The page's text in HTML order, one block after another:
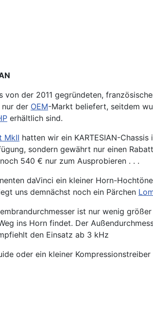
der 2011 gegründeten,
der OEM-Markt beliefert, seitdem
erhältlich sind.
MkII hatten wir ein KARTESIAN-Chassis
sondern gewährt nur einen
540 € nur zum Ausprobieren . . .
daVinci ein kleiner Horn-
uns demnächst noch ein Pärchen
ist nur wenig
ins Horn findet. Der
den Einsatz ab 3 kHz
oder ein kleiner